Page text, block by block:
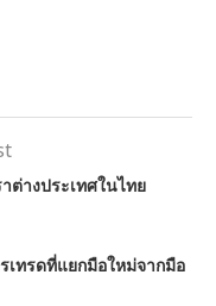
ต่างประเทศในไทย
เทรดที่แยกมือใหม่จากมือ